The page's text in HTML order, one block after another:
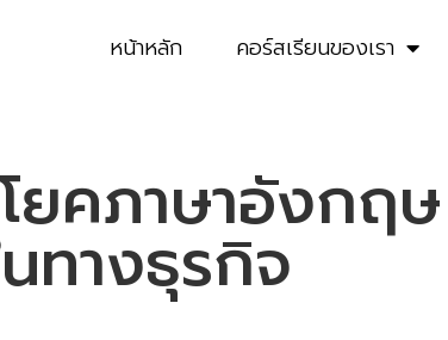
หน้าหลัก คอร์สเรียนของเรา
ยคภาษาอังกฤษ
ทางธุรกิจ